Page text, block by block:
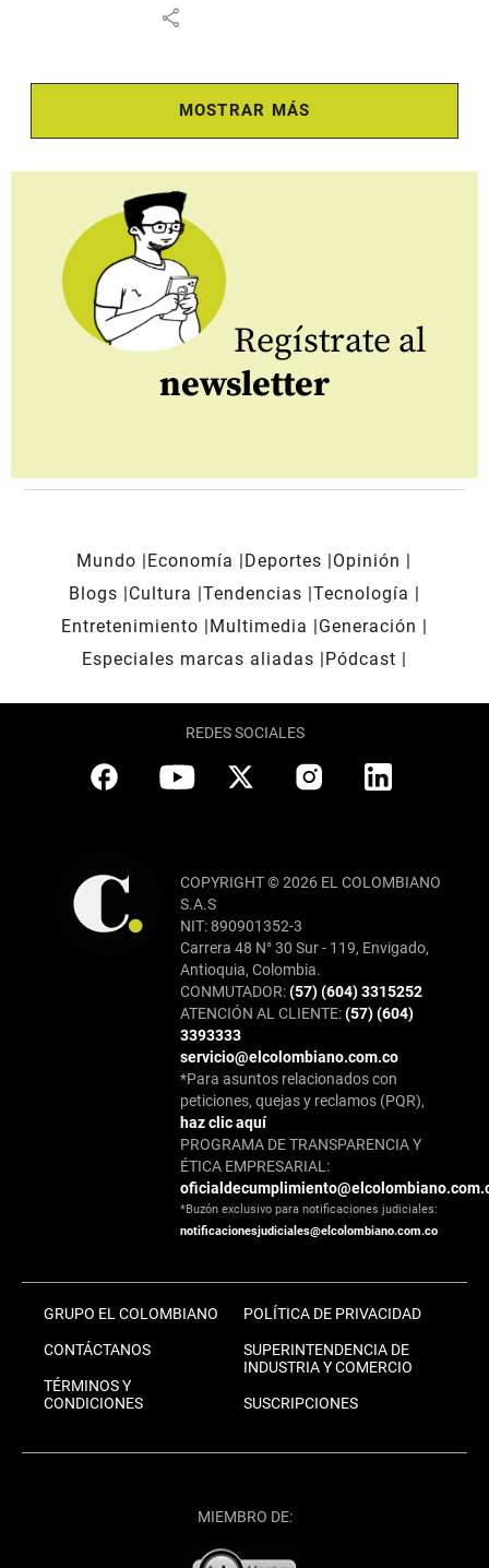
share
MOSTRAR MÁS
Regístrate al
newsletter
Mundo Economía Deportes
Opinión
Blogs
Cultura Tendencias Tecnología
Entretenimiento
Multimedia
Generación
Especiales marcas aliadas
Pódcast
REDES SOCIALES
COPYRIGHT © 2026 EL COLOMBIANO
S.A.S
NIT: 890901352-3
Carrera 48 N° 30 Sur - 119, Envigado,
Antioquia, Colombia.
CONMUTADOR:(57) (604) 3315252
ATENCIÓN AL CLIENTE:(57) (604)
3393333
servicio@elcolombiano.com.co
*Para asuntos relacionados con
peticiones, quejas y reclamos (PQR),
haz clic aquí
PROGRAMA DE TRANSPARENCIA Y
ÉTICA EMPRESARIAL:
*Buzón exclusivo para notificaciones judiciales:
notificacionesjudiciales@elcolombiano.com.co
GRUPO EL COLOMBIANO
CONTÁCTANOS
TÉRMINOS Y
CONDICIONES
POLÍTICA DE PRIVACIDAD
SUPERINTENDENCIA DE
INDUSTRIA Y COMERCIO
SUSCRIPCIONES
MIEMBRO DE: